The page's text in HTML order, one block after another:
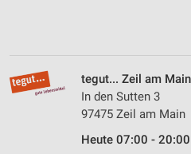
tegut... Zeil am Main
In den Sutten 3
97475 Zeil am Main
Heute 07:00 - 20:00